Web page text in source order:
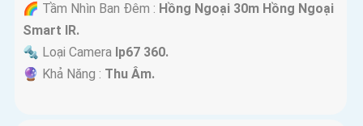
🌈 Tầm Nhìn Ban Đêm : Hồng Ngoại 30m Hồng Ngoại
Smart IR.
🔩 Loại Camera Ip67 360.
️🔮 Khả Năng : Thu Âm.